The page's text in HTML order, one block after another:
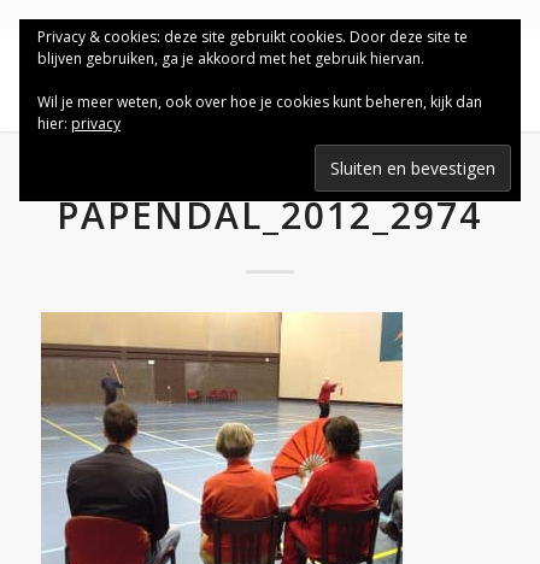
PAPENDAL_2012_2974
Privacy & cookies: deze site gebruikt cookies. Door deze site te
blijven gebruiken, ga je akkoord met het gebruik hiervan.
Wil je meer weten, ook over hoe je cookies kunt beheren, kijk dan
hier: privacy